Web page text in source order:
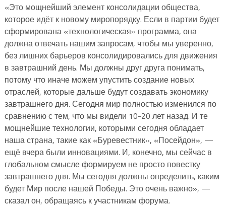
«Это мощнейший элемент консолидации общества,
которое идёт к новому миропорядку. Если в партии будет
сформирована «технологическая» программа, она
должна отвечать нашим запросам, чтобы мы уверенно,
без лишних барьеров консолидировались для движения
в завтрашний день. Мы должны друг друга понимать,
потому что иначе можем упустить создание новых
отраслей, которые дальше будут создавать экономику
завтрашнего дня. Сегодня мир полностью изменился по
сравнению с тем, что мы видели 10-20 лет назад. И те
мощнейшие технологии, которыми сегодня обладает
наша страна, такие как «Буревестник», «Посейдон», —
ещё вчера были инновациями. И, конечно, мы сейчас в
глобальном смысле формируем не просто повестку
завтрашнего дня. Мы сегодня должны определить, каким
будет Мир после нашей Победы. Это очень важно», —
сказал он, обращаясь к участникам форума.